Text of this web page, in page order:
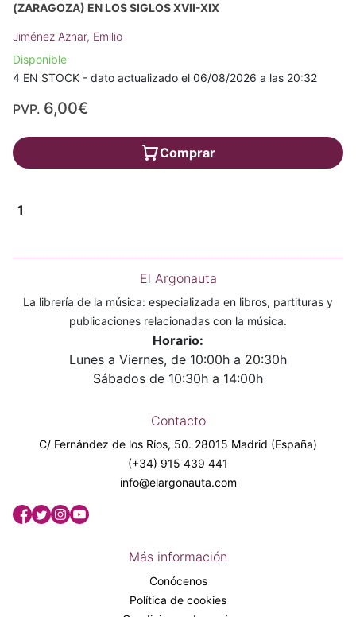
(ZARAGOZA) EN LOS SIGLOS XVII-XIX
Jiménez Aznar, Emilio
Disponible
4 EN STOCK - dato actualizado el 06/08/2026 a las 20:32
PVP. 6,00€
Comprar
1
El Argonauta
La librería de la música: especializada en libros, partituras y
publicaciones relacionadas con la música.
Horario:
Lunes a Viernes, de 10:00h a 20:30h
Sábados de 10:30h a 14:00h
Contacto
C/ Fernández de los Ríos, 50. 28015 Madrid (España)
(+34) 915 439 441
info@elargonauta.com
Más información
Conócenos
Política de cookies